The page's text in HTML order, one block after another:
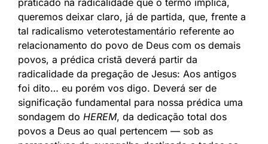
queremos deixar claro, já de partida, que, frente a
tal radicalismo veterotestamentário referente ao
relacionamento do povo de Deus com os demais
povos, a prédica cristã deverá partir da
radicalidade da pregação de Jesus: Aos antigos
foi dito… eu porém vos digo. Deverá ser de
significação fundamental para nossa prédica uma
sondagem do HEREM, da dedicação total dos
povos a Deus ao qual pertencem — sob as